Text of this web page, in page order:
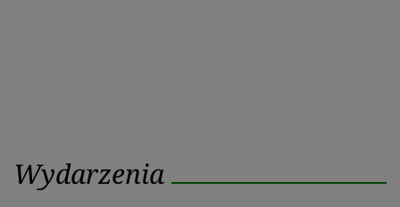
Wydarzenia